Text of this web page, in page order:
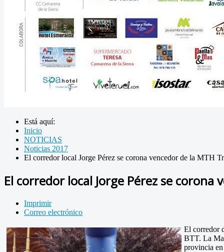
Está aquí:
Inicio
NOTICIAS
Noticias 2017
El corredor local Jorge Pérez se corona vencedor de la MTH
El corredor local Jorge Pérez se corona
Imprimir
Correo electrónico
El corredor
BTT. La
provincia en